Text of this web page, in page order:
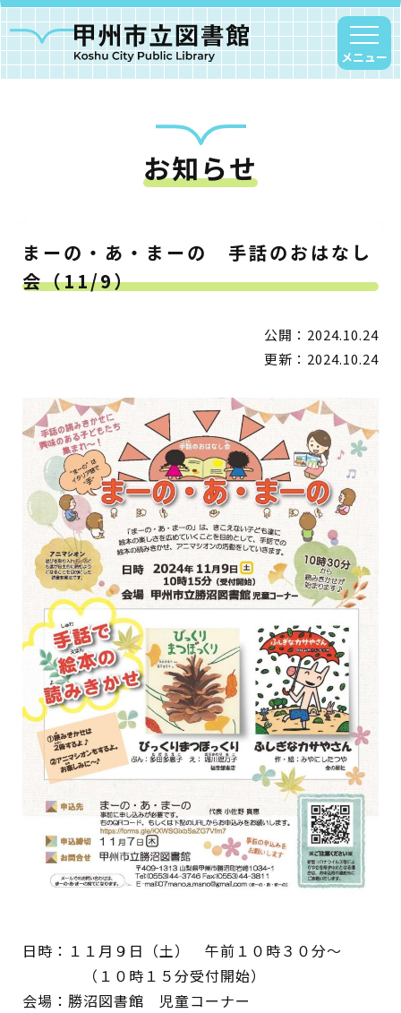
メニュー
お知らせ
まーの・あ・まーの 手話のおはなし
会（11/9）
公開：2024.10.24
更新：2024.10.24
日時：１１月９日（土） 午前１０時３０分～
（１０時１５分受付開始）
会場：勝沼図書館 児童コーナー
甲州市図書館について
塩山図書館
大和図書館
甘草屋敷子ども図書館
イベント
図書館地図PDF
よくあるご質問
マンガ「雨宮敬二郎」
スポンサー企業
リンク集
利用案内
申請書ダウンロード
インターネットサービス
蔵書検索・マイページ
こどもの図書館